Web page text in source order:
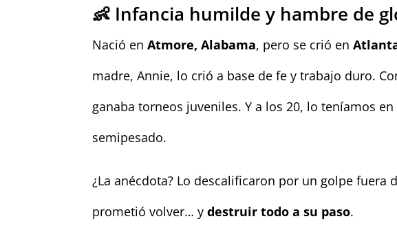
👶 Infancia humilde y hambre de
Nació enAtmore, Alabama, pero se crió en
madre, Annie, lo crió a base de fe y trabajo duro.
ganaba torneos juveniles. Y a los 20, lo teníamos en
semipesado.
¿La anécdota? Lo descalificaron por un golpe fuera
prometió volver… ydestruir todo a su paso.